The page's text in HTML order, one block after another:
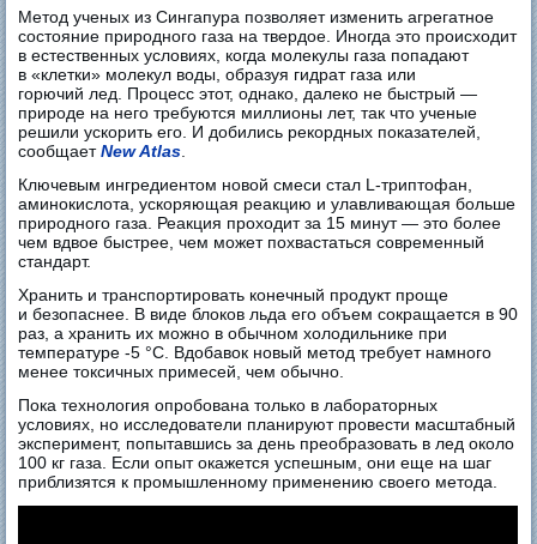
Метод ученых из Сингапура позволяет изменить агрегатное
состояние природного газа на твердое. Иногда это происходит
в естественных условиях, когда молекулы газа попадают
в «клетки» молекул воды, образуя гидрат газа или
горючий лед. Процесс этот, однако, далеко не быстрый —
природе на него требуются миллионы лет, так что ученые
решили ускорить его. И добились рекордных показателей,
сообщаетNew Atlas
Ключевым ингредиентом новой смеси стал L-триптофан,
аминокислота, ускоряющая реакцию и улавливающая больше
природного газа. Реакция проходит за 15 минут — это более
чем вдвое быстрее, чем может похвастаться современный
стандарт.
Хранить и транспортировать конечный продукт проще
и безопаснее. В виде блоков льда его объем сокращается в 90
раз, а хранить их можно в обычном холодильнике при
температуре -5 °C. Вдобавок новый метод требует намного
менее токсичных примесей, чем обычно.
Пока технология опробована только в лабораторных
условиях, но исследователи планируют провести масштабный
эксперимент, попытавшись за день преобразовать в лед около
100 кг газа. Если опыт окажется успешным, они еще на шаг
приблизятся к промышленному применению своего метода.